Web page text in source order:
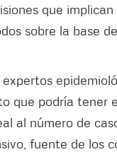
que
sobre la base
que podría tener
al número de
fuente de los